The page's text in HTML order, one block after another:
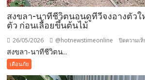
สงขลา-นาทีชีวิตนอนดูทีวีจงอางตัวใ
ตัว ก่อนเลื้อยขึ้นต้นไม้
26/05/2026 @hotnewstimeonline ปิดความเห็
สงขลา-นาทีชีวิตน...
เตือนภัย